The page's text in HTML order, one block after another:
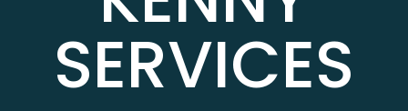
SERVICES